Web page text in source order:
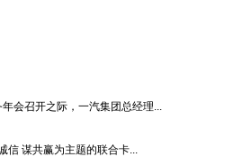
会召开之际，一汽集团总经理...
信 谋共赢为主题的联合卡...